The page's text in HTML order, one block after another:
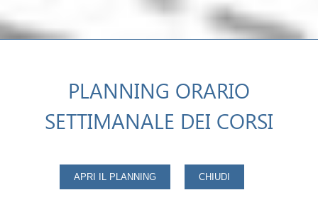
PLANNING ORARIO
SETTIMANALE DEI CORSI